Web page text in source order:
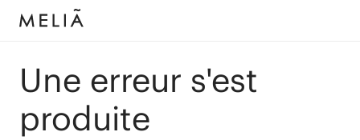
Une erreur s'est
produite